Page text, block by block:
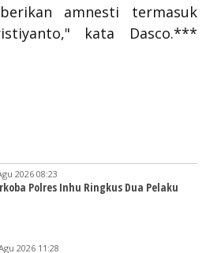
amnesti termasuk
kata Dasco.***
2026 08:23
Polres Inhu Ringkus Dua Pelaku
2026 11:28